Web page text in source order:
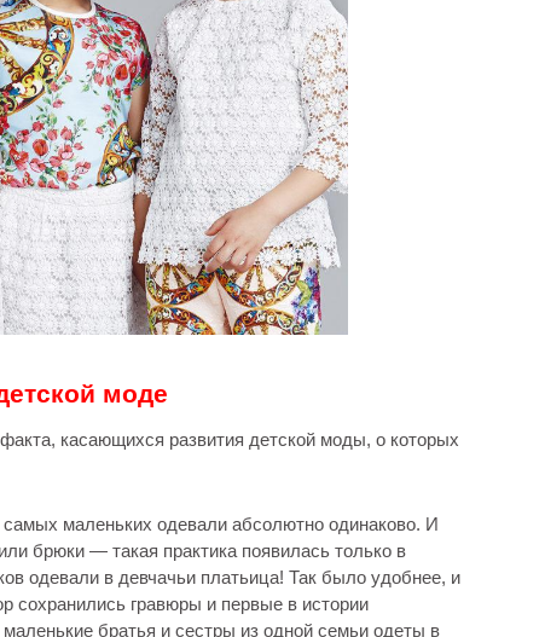
моде
касающихся развития детской моды, о которых
маленьких одевали абсолютно одинаково. И
брюки — такая практика появилась только в
одевали в девчачьи платьица! Так было удобнее, и
сохранились гравюры и первые в истории
братья и сестры из одной семьи одеты в